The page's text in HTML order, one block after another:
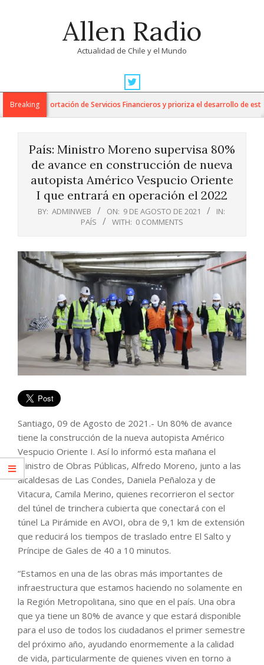
Allen Radio
Actualidad de Chile y el Mundo
Navigation
MenuBreaking
la Exportación de Servicios Financieros y prioriza el desarrollo de esta
País: Ministro Moreno supervisa 80%
de avance en construcción de nueva
autopista Américo Vespucio Oriente
I que entrará en operación el 2022
BY: ADMINWEB ON: 9 DE AGOSTO DE 2021
IN:
PAÍS
WITH: 0 COMMENTS
Santiago, 09 de Agosto de 2021.- Un 80% de avance
tiene la construcción de la nueva autopista Américo
Vespucio Oriente I. Así lo informó esta mañana el
ministro de Obras Públicas, Alfredo Moreno, junto a las
alcaldesas de Las Condes, Daniela Peñaloza y de
Vitacura, Camila Merino, quienes recorrieron el sector
del túnel de trinchera cubierta que conectará con el
túnel La Pirámide en AVOI, obra de 9,1 km de extensión
que reducirá los tiempos de traslado entre El Salto y
Príncipe de Gales de 40 a 10 minutos.
“Estamos en una de las obras más importantes de
infraestructura que estamos haciendo no solamente en
la Región Metropolitana, sino que en el país. Una obra
que ya tiene un 80% de avance y que estará disponible
para el uso de todos los ciudadanos el primer semestre
del próximo año, ayudando enormemente a la calidad
de vida, particularmente de quienes viven en torno a